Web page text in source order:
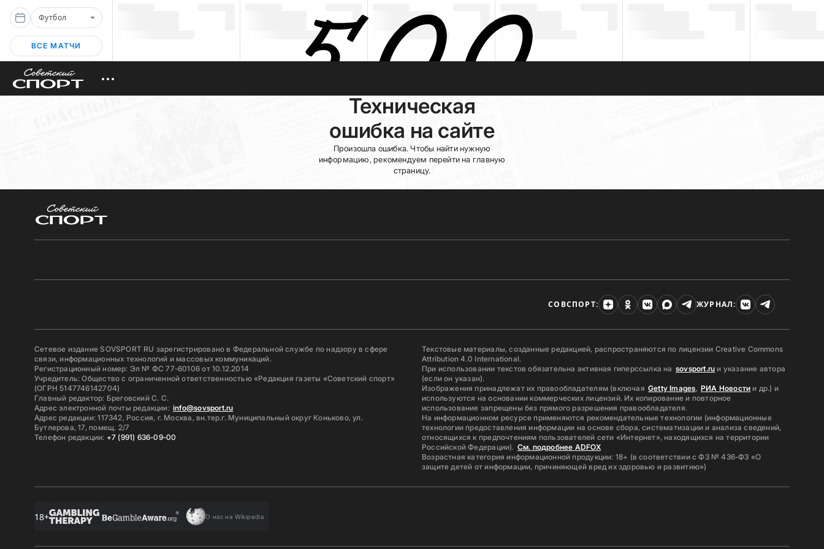
Футбол
ВСЕ МАТЧИ
Техническая
ошибка на сайте
Произошла ошибка. Чтобы найти нужную
информацию, рекомендуем перейти на главную
страницу.
СОВСПОРТ: ЖУРНАЛ:
Сетевое издание SOVSPORT RU зарегистрировано в Федеральной службе по надзору в сфере
связи, информационных технологий и массовых коммуникаций.
Регистрационный номер: Эл № ФС 77-60106 от 10.12.2014
Учредитель: Общество с ограниченной ответственностью «Редакция газеты «Советский спорт»
(ОГРН 5147746142704)
Главный редактор: Бреговский С. С.
Адрес электронной почты редакции: info@sovsport.ru
Адрес редакции: 117342, Россия, г. Москва, вн.тер.г. Муниципальный округ Коньково, ул.
Бутлерова, 17, помещ. 2/7
Телефон редакции: +7 (991) 636-09-00
Текстовые материалы, созданные редакцией, распространяются по лицензии Creative Commons
Attribution 4.0 International.
При использовании текстов обязательна активная гиперссылка на sovsport.ru и указание автора
(если он указан).
Изображения принадлежат их правообладателям (включая Getty Images, РИА Новости и др.) и
используются на основании коммерческих лицензий. Их копирование и повторное
использование запрещены без прямого разрешения правообладателя.
На информационном ресурсе применяются рекомендательные технологии (информационные
технологии предоставления информации на основе сбора, систематизации и анализа сведений,
относящихся к предпочтениям пользователей сети «Интернет», находящихся на территории
Российской Федерации). См. подробнее ADFOX
Возрастная категория информационной продукции: 18+ (в соответствии с ФЗ № 436-ФЗ «О
защите детей от информации, причиняющей вред их здоровью и развитию»)
18+ О нас на Wikipedia